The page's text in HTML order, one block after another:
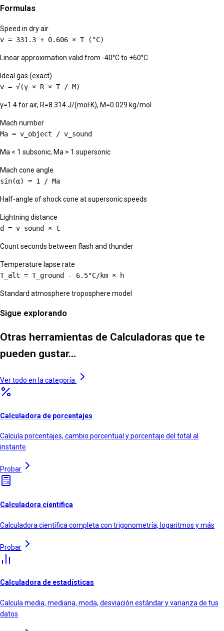
Formulas
Speed in dry air
v = 331.3 + 0.606 × T (°C)
Linear approximation valid from -40°C to +60°C
Ideal gas (exact)
v = √(γ × R × T / M)
γ=1.4 for air, R=8.314 J/(mol·K), M=0.029 kg/mol
Mach number
Ma = v_object / v_sound
Ma < 1 subsonic, Ma > 1 supersonic
Mach cone angle
sin(α) = 1 / Ma
Half-angle of shock cone at supersonic speeds
Lightning distance
d = v_sound × t
Count seconds between flash and thunder
Temperature lapse rate
T_alt = T_ground - 6.5°C/km × h
Standard atmosphere troposphere model
Sigue explorando
Otras herramientas de Calculadoras que te
pueden gustar…
Ver todo en la categoría
Calculadora de porcentajes
Calcula porcentajes, cambio porcentual y porcentaje del total al
instante
Probar
Calculadora científica
Calculadora científica completa con trigonometría, logaritmos y más
Probar
Calculadora de estadísticas
Calcula media, mediana, moda, desviación estándar y varianza de tus
datos